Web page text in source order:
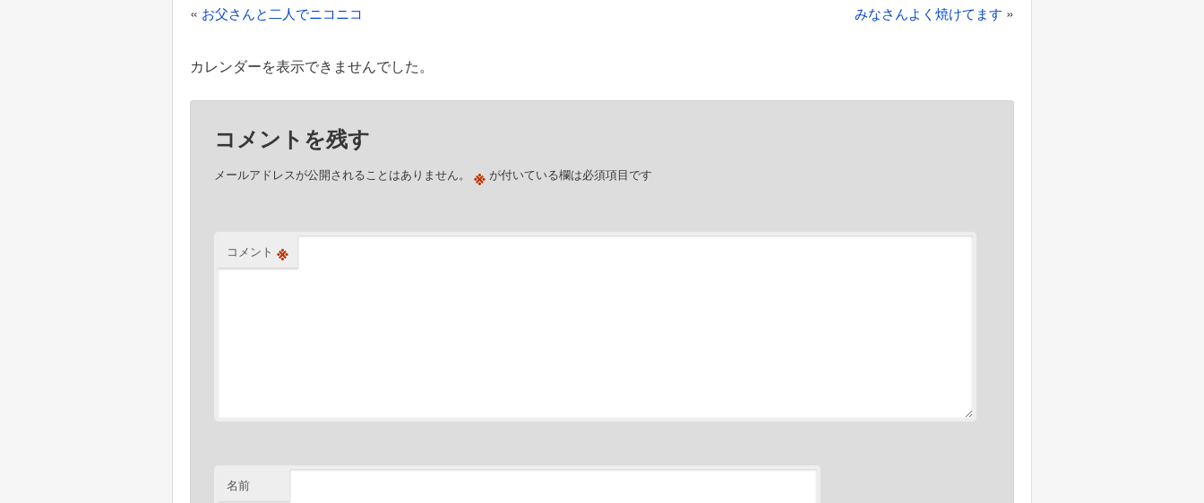
投
ナ
みなさんよく焼けてます »
« お父さんと二人でニコニコ
カレンダーを表示できませんでした。
コメントを残す
メールアドレスが公開されることはありません。 ※ が付いている欄は必須項目です
コメント ※
名前